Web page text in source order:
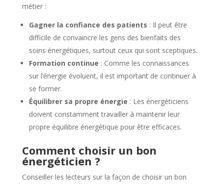
métier :
Gagner la confiance des patients : Il peut être
difficile de convaincre les gens des bienfaits des
soins énergétiques, surtout ceux qui sont sceptiques.
Formation continue : Comme les connaissances
sur l’énergie évoluent, il est important de continuer à
se former.
Équilibrer sa propre énergie : Les énergéticiens
doivent constamment travailler à maintenir leur
propre équilibre énergétique pour être efficaces.
Comment choisir un bon
énergéticien ?
Conseiller les lecteurs sur la façon de choisir un bon